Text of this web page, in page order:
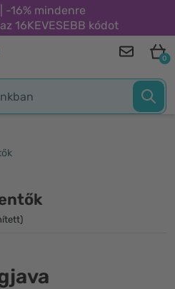
-16% mindenre
16KEVESEBB kódot
0